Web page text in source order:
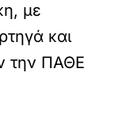
με
και
την ΠΑΘΕ